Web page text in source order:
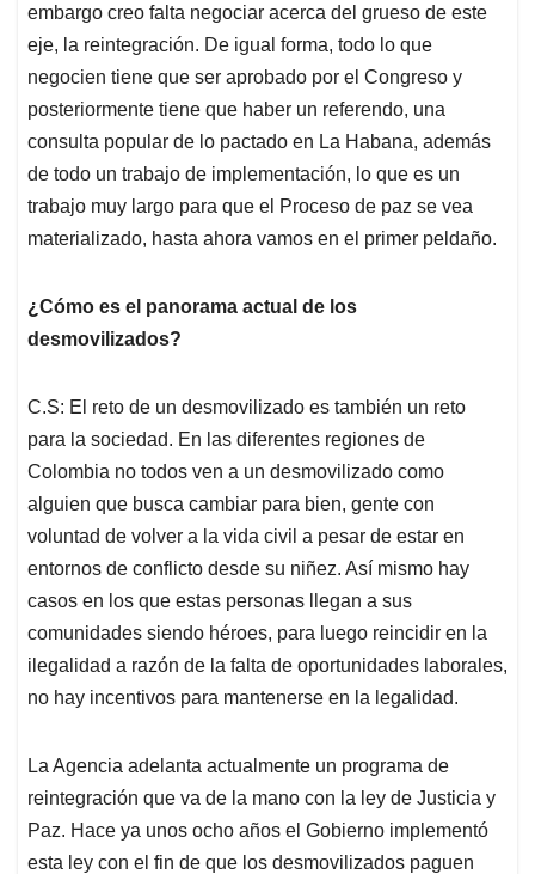
embargo creo falta negociar acerca del grueso de este
eje, la reintegración. De igual forma, todo lo que
negocien tiene que ser aprobado por el Congreso y
posteriormente tiene que haber un referendo, una
consulta popular de lo pactado en La Habana, además
de todo un trabajo de implementación, lo que es un
trabajo muy largo para que el Proceso de paz se vea
materializado, hasta ahora vamos en el primer peldaño.
¿Cómo es el panorama actual de los
desmovilizados?
C.S: El reto de un desmovilizado es también un reto
para la sociedad. En las diferentes regiones de
Colombia no todos ven a un desmovilizado como
alguien que busca cambiar para bien, gente con
voluntad de volver a la vida civil a pesar de estar en
entornos de conflicto desde su niñez. Así mismo hay
casos en los que estas personas llegan a sus
comunidades siendo héroes, para luego reincidir en la
ilegalidad a razón de la falta de oportunidades laborales,
no hay incentivos para mantenerse en la legalidad.
La Agencia adelanta actualmente un programa de
reintegración que va de la mano con la ley de Justicia y
Paz. Hace ya unos ocho años el Gobierno implementó
esta ley con el fin de que los desmovilizados paguen